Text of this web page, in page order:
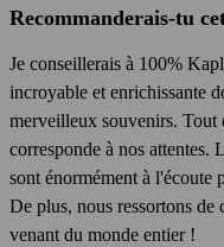
Recommanderais-tu
Je conseillerais à 100%
incroyable et enrichissante
merveilleux souvenirs. Tout
corresponde à nos attentes.
sont énormément à l'écoute
De plus, nous ressortons de
venant du monde entier !